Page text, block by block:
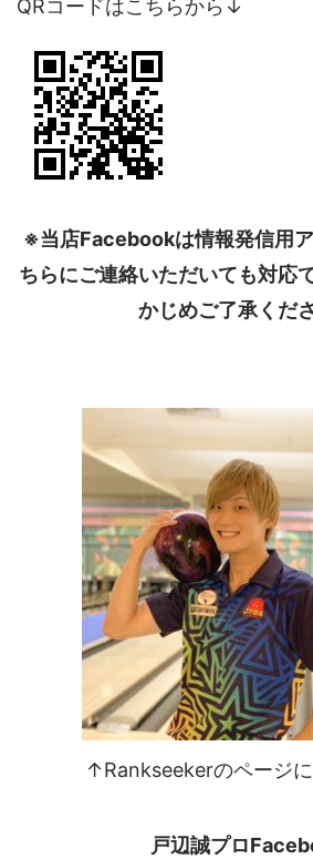
QRコードはこちらから↓
※当店Facebookは情報発信用
ちらにご連絡いただいても対応
かじめご了承くださ
↑Rankseekerのページ
戸辺誠プロ